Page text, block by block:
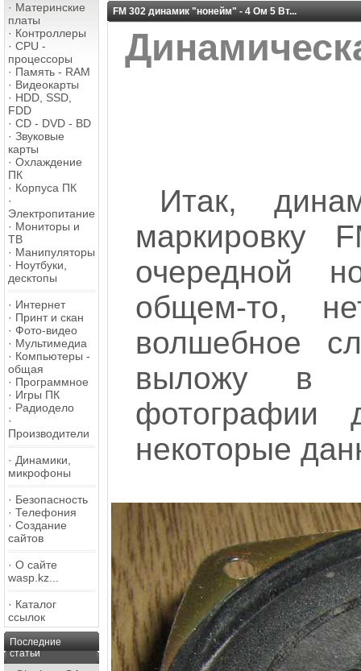
· Материнские
платы
· Контроллеры
· CPU -
процессоры
· Память - RAM
· Видеокарты
· HDD, SSD,
FDD
· CD - DVD - BD
· Звуковые
карты
· Охлаждение
ПК
· Корпуса ПК
·
Электропитание
· Мониторы и
ТВ
· Манипуляторы
· Ноутбуки,
десктопы
· Интернет
· Принт и скан
· Фото-видео
· Мультимедиа
· Компьютеры -
общая
· Программное
· Игры ПК
· Радиодело
·
Производители
· Динамики,
микрофоны
· Безопасность
· Телефония
· Создание
сайтов
· О сайте
wasp.kz...
· Каталог
ссылок
Последние
статьи
FM 302 динамик "нонейм" - 4 Ом 5 Вт...
Итак,
очередной
общем-то,
волшебное
выложу в
фотографии
некоторые